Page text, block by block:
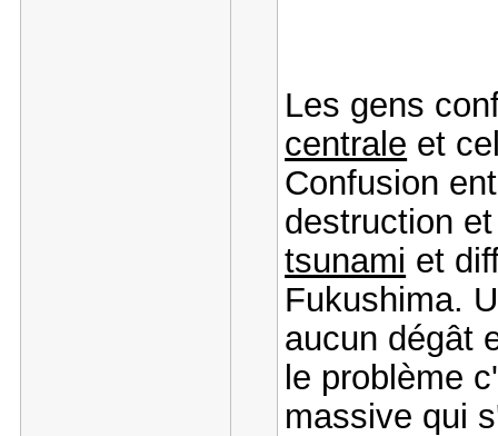
Les gens
centrale et
Confusion
destruction
tsunami et
Fukushima.
aucun dégât
le problème
massive qui